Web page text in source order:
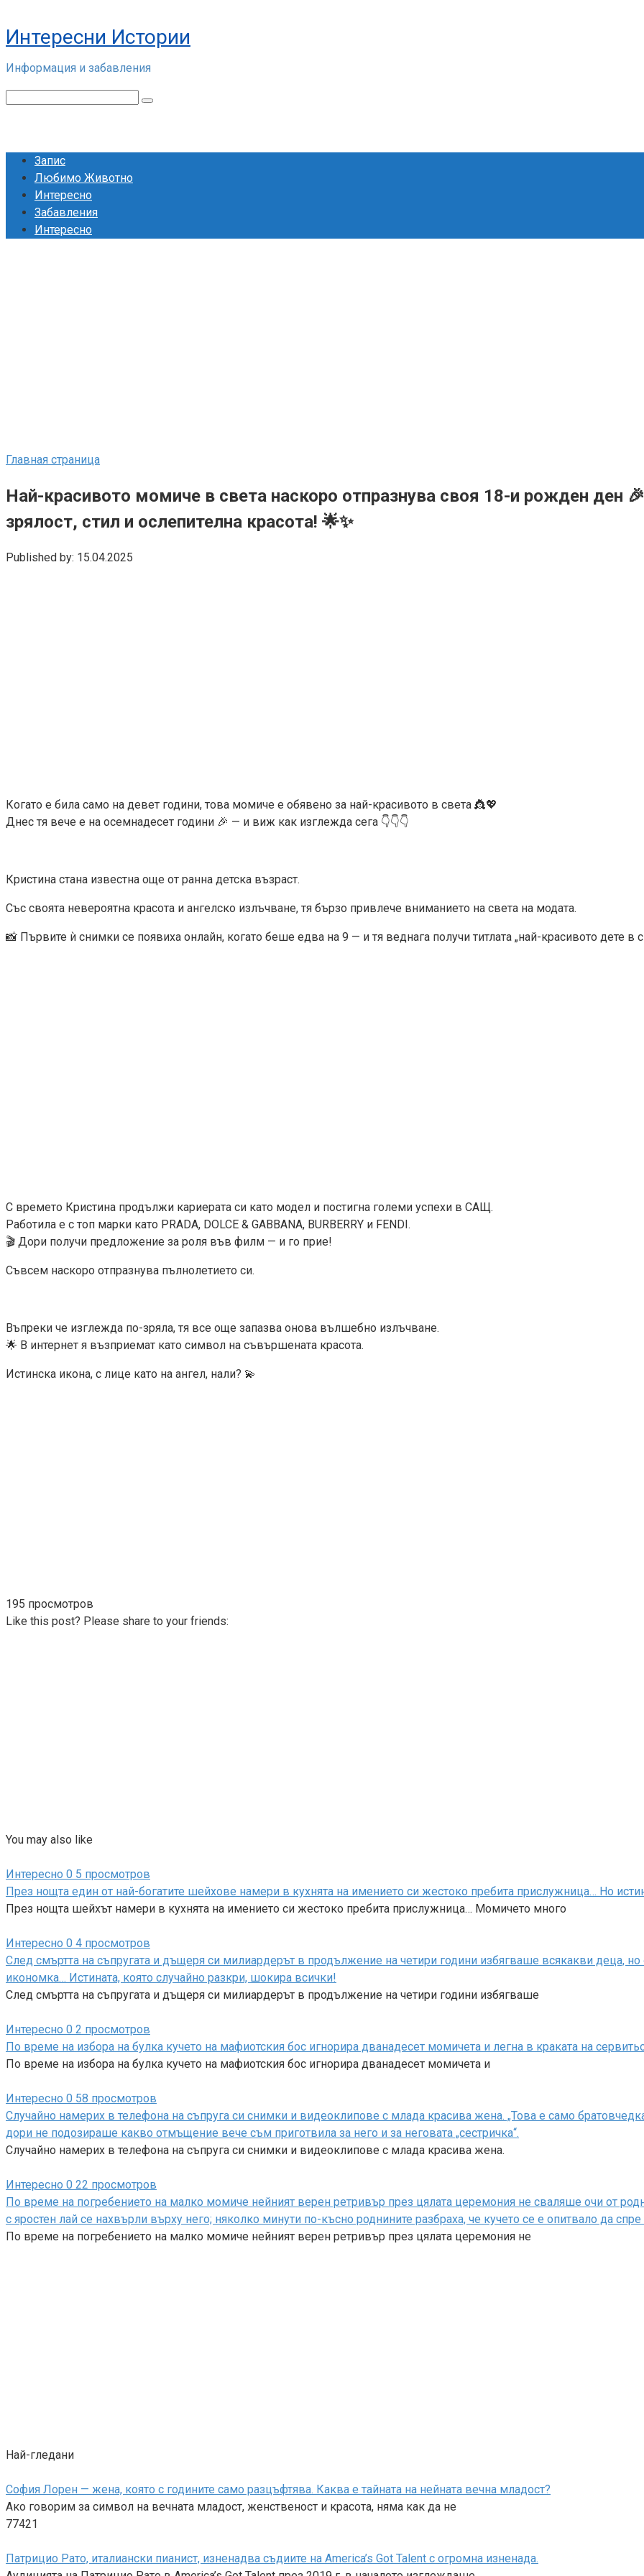
to
content
Интересни Истории
Информация и забавления
Запис
Любимо Животно
Интересно
Забавления
Интересно
Главная страница
Най-красивото момиче в света наскоро отпразнува своя 18-и рожден ден
зрялост, стил и ослепителна красота! 🌟✨
Published by: 15.04.2025
Когато е била само на девет години, това момиче е обявено за най-красивото в света 👸💖
Днес тя вече е на осемнадесет години 🎉 — и виж как изглежда сега 👇👇👇
Кристина стана известна още от ранна детска възраст.
Със своята невероятна красота и ангелско излъчване, тя бързо привлече вниманието на света на модата.
📸 Първите ѝ снимки се появиха онлайн, когато беше едва на 9 — и тя веднага получи титлата „най-красивото дете в
С времето Кристина продължи кариерата си като модел и постигна големи успехи в САЩ.
Работила е с топ марки като PRADA, DOLCE & GABBANA, BURBERRY и FENDI.
🎬 Дори получи предложение за роля във филм — и го прие!
Съвсем наскоро отпразнува пълнолетието си.
Въпреки че изглежда по-зряла, тя все още запазва онова вълшебно излъчване.
🌟 В интернет я възприемат като символ на съвършената красота.
Истинска икона, с лице като на ангел, нали? 💫
195 просмотров
Like this post? Please share to your friends:
You may also like
Интересно 0 5 просмотров
През нощта един от най-богатите шейхове намери в кухнята на имението си жестоко пребита прислужница… Но
През нощта шейхът намери в кухнята на имението си жестоко пребита прислужница… Момичето много
Интересно 0 4 просмотров
След смъртта на съпругата и дъщеря си милиардерът в продължение на четири години избягваше всякакви деца,
икономка… Истината, която случайно разкри, шокира всички!
След смъртта на съпругата и дъщеря си милиардерът в продължение на четири години избягваше
Интересно 0 2 просмотров
По време на избора на булка кучето на мафиотския бос игнорира дванадесет момичета и легна в краката на
По време на избора на булка кучето на мафиотския бос игнорира дванадесет момичета и
Интересно 0 58 просмотров
Случайно намерих в телефона на съпруга си снимки и видеоклипове с млада красива жена. „Това е само
дори не подозираше какво отмъщение вече съм приготвила за него и за неговата „сестричка“.
Случайно намерих в телефона на съпруга си снимки и видеоклипове с млада красива жена.
Интересно 0 22 просмотров
По време на погребението на малко момиче нейният верен ретривър през цялата церемония не сваляше очи от
с яростен лай се нахвърли върху него; няколко минути по-късно роднините разбраха, че кучето се е опитвало да
По време на погребението на малко момиче нейният верен ретривър през цялата церемония не
Най-гледани
София Лорен — жена, която с годините само разцъфтява. Каква е тайната на нейната вечна младост?
Ако говорим за символ на вечната младост, женственост и красота, няма как да не
77421
Патрицио Рато, италиански пианист, изненадва съдиите на America’s Got Talent с огромна изненада.